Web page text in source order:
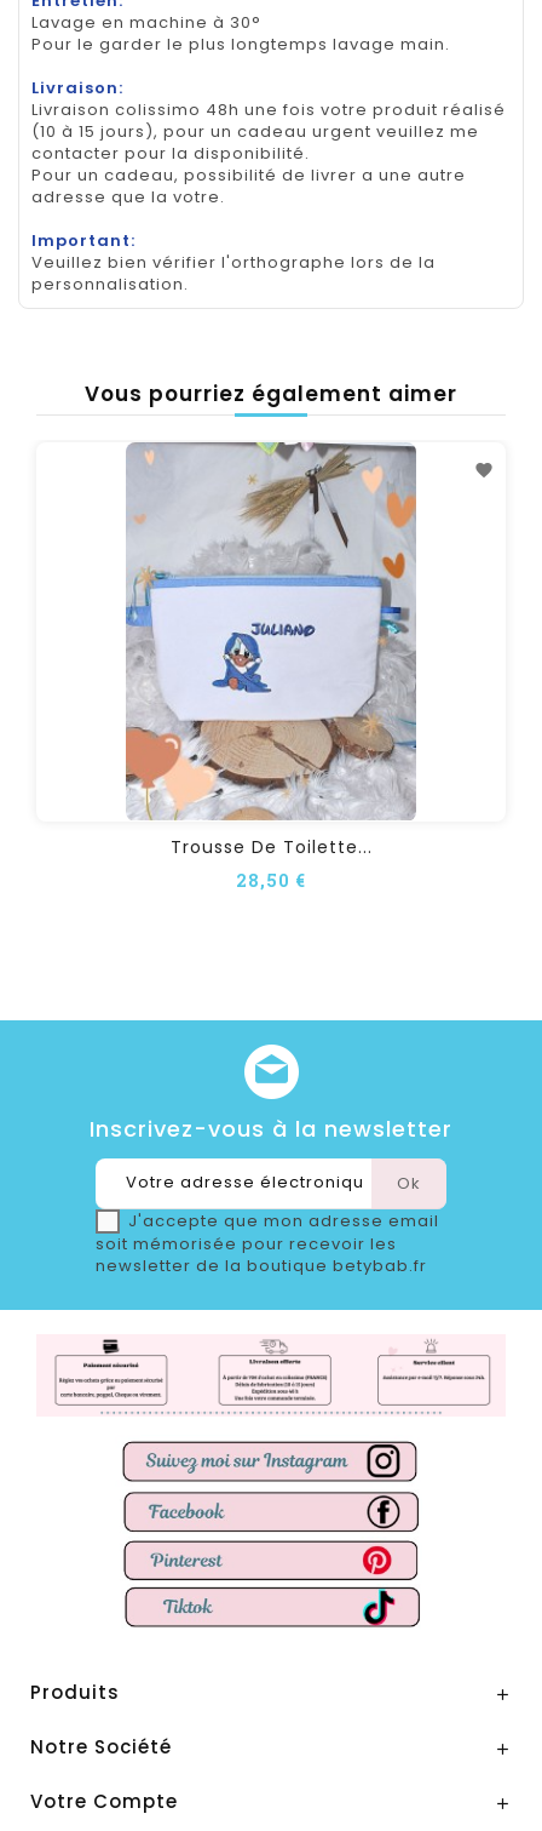
Lavage en machine à 30°
Pour le garder le plus longtemps lavage main.
Livraison:
Livraison colissimo 48h une fois votre produit réalisé
(10 à 15 jours), pour un cadeau urgent veuillez me
contacter pour la disponibilité.
Pour un cadeau, possibilité de livrer a une autre
adresse que la votre.
Important:
Veuillez bien vérifier l'orthographe lors de la
personnalisation.
Vous pourriez également aimer
Trousse De Toilette...
28,50 €
Inscrivez-vous à la newsletter
J'accepte que mon adresse email
soit mémorisée pour recevoir les
newsletter de la boutique betybab.fr
Produits 
Notre Société 
Votre Compte 